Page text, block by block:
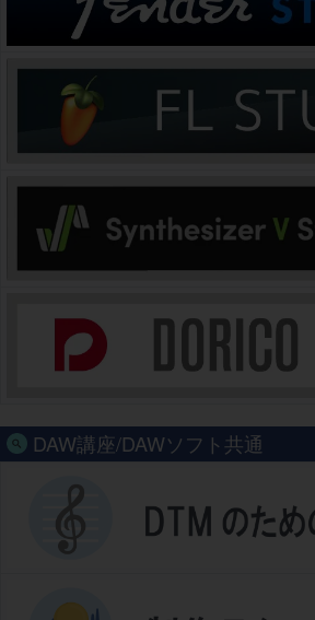
DAW講座/DAWソフト共通